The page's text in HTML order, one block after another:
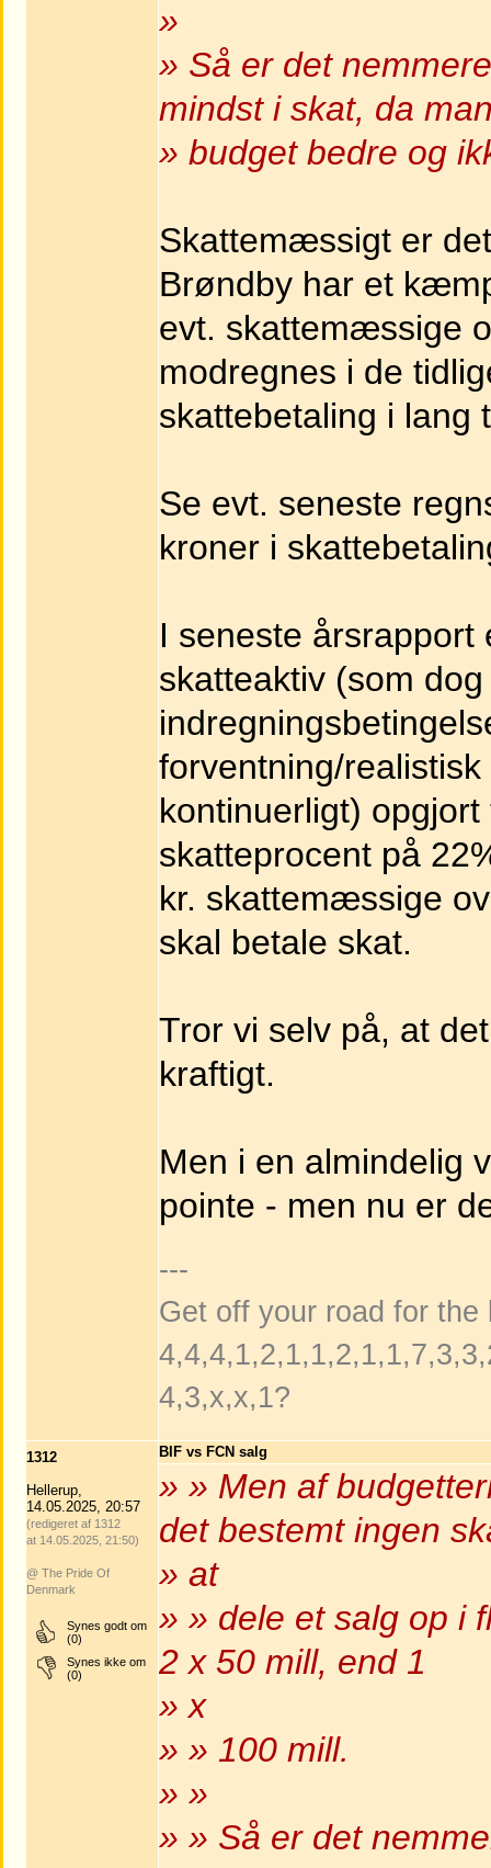
»
» Så er det
mindst i skat, da
» budget bedre og
Skattemæssigt er
Brøndby har et
evt. skattemæssige
modregnes i de
skattebetaling i lang
Se evt. seneste
kroner i
I seneste årsrapport
skatteaktiv (som
forventning/
kontinuerligt)
skatteprocent på
kr. skattemæssige
skal betale skat.
Tror vi selv på, at
kraftigt.
Men i en almindelig
pointe - men nu er
---
Get off your road for
4,3,x,x,1?
1312
Hellerup,
14.05.2025, 20:57
(redigeret af 1312
at 14.05.2025, 21:50)
@ The Pride Of
Denmark
Synes godt om
(0)
Synes ikke om
(0)
BIF vs FCN salg
» » Men af
det bestemt ingen
» at
» » dele et salg op i
2 x 50 mill, end 1
» x
» » 100 mill.
» »
» » Så er det